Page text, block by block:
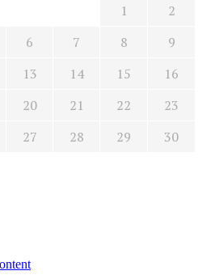
1
2
6 7 8
9
13 14 15
16
20 21 22
23
27 28 29
30